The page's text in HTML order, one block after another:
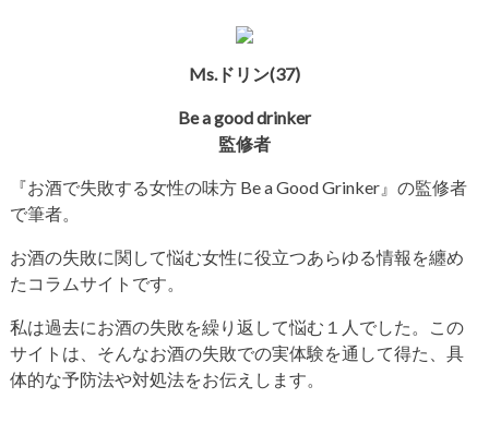
Ms.ドリン(37)
Be a good drinker
監修者
『お酒で失敗する女性の味方Be a Good Grinker』の監修者
で筆者。
お酒の失敗に関して悩む女性に役立つあらゆる情報を纏め
たコラムサイトです。
私は過去にお酒の失敗を繰り返して悩む１人でした。この
サイトは、そんなお酒の失敗での実体験を通して得た、具
体的な予防法や対処法をお伝えします。